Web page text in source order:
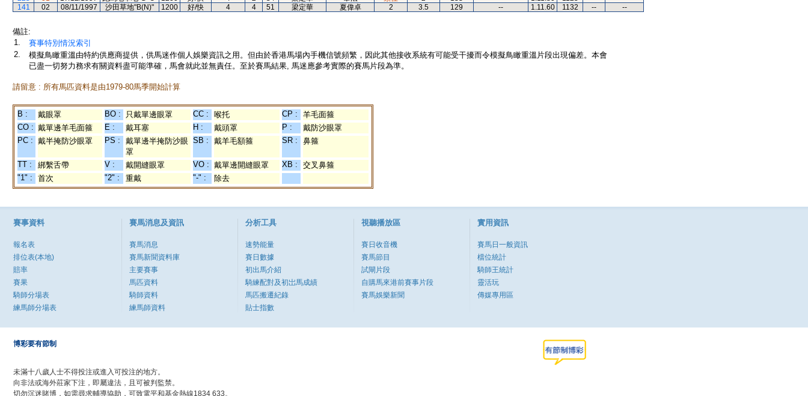
141
02 08/11/1997 沙田草地"B(N)" 1200 好/快 4 4 51 梁定華 夏偉卓 2 3.5 129 -- 1.11.60 1132 -- --
備註:
1.
賽事特別情況索引
2.
模擬鳥瞰重溫由特約供應商提供，供馬迷作個人娛樂資訊之用。但由於香港馬場內手機信號頻繁，因此其他接收系統有可能受干擾而令模擬鳥瞰重溫片段出現偏差。本會
已盡一切努力務求有關資料盡可能準確，馬會就此並無責任。至於賽馬結果, 馬迷應參考實際的賽馬片段為準。
請留意 : 所有馬匹資料是由1979-80馬季開始計算
B : 戴眼罩 BO : 只戴單邊眼罩 CC : 喉托 CP :
羊毛面箍
CO : 戴單邊羊毛面箍 E : 戴耳塞 H : 戴頭罩 P :
戴防沙眼罩
PC : 戴半掩防沙眼罩 PS :
戴單邊半掩防沙眼
罩
SB : 戴羊毛額箍 SR : 鼻箍
TT : 綁繫舌帶 V : 戴開縫眼罩 VO : 戴單邊開縫眼罩 XB :
交叉鼻箍
"1" :
首次 "2" : 重戴 "-" : 除去
賽事資料
報名表
排位表(本地)
賠率
賽果
騎師分場表
練馬師分場表
賽馬消息及資訊
賽馬消息
賽馬新聞資料庫
主要賽事
馬匹資料
騎師資料
練馬師資料
分析工具
速勢能量
賽日數據
初出馬介紹
騎練配對及初岀馬成績
馬匹搬遷紀錄
貼士指數
視聽播放區
賽日收音機
賽馬節目
試閘片段
自購馬來港前賽事片段
賽馬娛樂新聞
實用資訊
賽馬日一般資訊
檔位統計
騎師王統計
靈活玩
傳媒專用區
博彩要有節制
未滿十八歲人士不得投注或進入可投注的地方。
向非法或海外莊家下注，即屬違法，且可被判監禁。
切勿沉迷賭博，如需尋求輔導協助，可致電平和基金熱線1834 633。